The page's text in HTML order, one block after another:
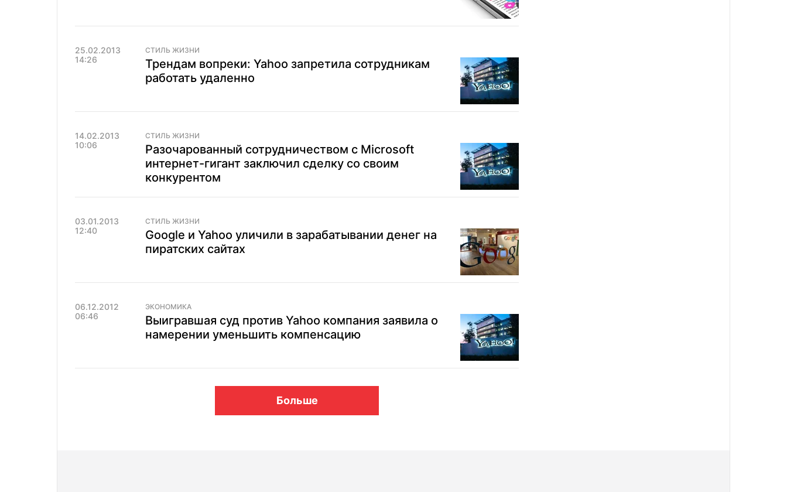
25.02.2013
14:26
СТИЛЬ ЖИЗНИ
Трендам вопреки: Yahoo запретила сотрудникам
работать удаленно
14.02.2013
10:06
СТИЛЬ ЖИЗНИ
Разочарованный сотрудничеством с Microsoft
интернет-гигант заключил сделку со своим
конкурентом
03.01.2013
12:40
СТИЛЬ ЖИЗНИ
Google и Yahoo уличили в зарабатывании денег на
пиратских сайтах
06.12.2012
06:46
ЭКОНОМИКА
Выигравшая суд против Yahoo компания заявила о
намерении уменьшить компенсацию
Больше